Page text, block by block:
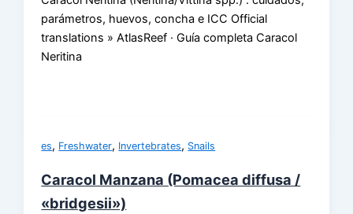
parámetros, huevos, concha e ICC Official
translations » AtlasReef · Guía completa Caracol
Neritina
es, Freshwater, Invertebrates, Snails
Caracol Manzana (Pomacea diffusa /
«bridgesii»)